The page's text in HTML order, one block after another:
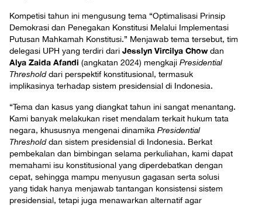
Kompetisi tahun ini mengusung tema “Optimalisasi Prinsip
Demokrasi dan Penegakan Konstitusi Melalui Implementasi
Putusan Mahkamah Konstitusi.” Menjawab tema tersebut, tim
delegasi UPH yang terdiri dari Jesslyn Vircilya Chowdan
Alya Zaida Afandi (angkatan 2024) mengkaji Presidential
Thresholddari perspektif konstitusional, termasuk
implikasinya terhadap sistem presidensial di Indonesia.
“Tema dan kasus yang diangkat tahun ini sangat menantang.
Kami banyak melakukan riset mendalam terkait hukum tata
negara, khususnya mengenai dinamika Presidential
Thresholddan sistem presidensial di Indonesia. Berkat
pembekalan dan bimbingan selama perkuliahan, kami dapat
memahami isu konstitusional yang diperdebatkan dengan
cepat, sehingga mampu menyusun gagasan serta solusi
yang tidak hanya menjawab tantangan konsistensi sistem
presidensial, tetapi juga menawarkan alternatif agar